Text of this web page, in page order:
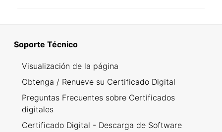
Soporte Técnico
Visualización de la página
Obtenga / Renueve su Certificado Digital
Preguntas Frecuentes sobre Certificados
digitales
Certificado Digital - Descarga de Software